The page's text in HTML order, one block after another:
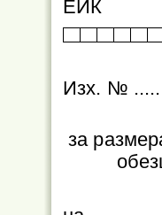
ЕИК
Изх. №
за